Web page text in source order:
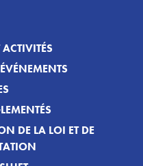
DE LA LOI ET DE